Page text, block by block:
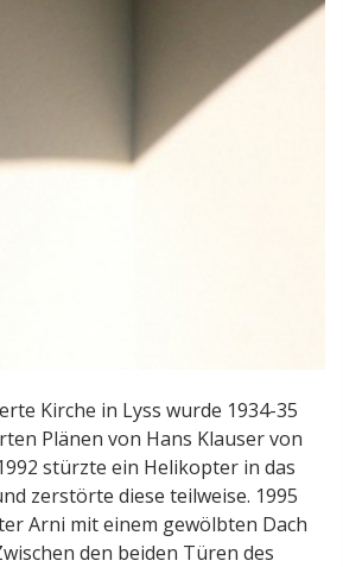
Kirche in Lyss wurde 1934-35
Plänen von Hans Klauser von
stürzte ein Helikopter in das
zerstörte diese teilweise. 1995
Arni mit einem gewölbten Dach
den beiden Türen des